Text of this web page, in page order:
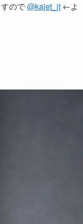
ので@kajet_jt ←よ